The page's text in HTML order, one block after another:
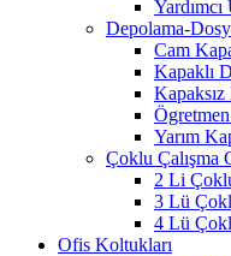
Depolama-
Cam
Kapaklı
Yarım
Çoklu Çalışma
2 Li
3 Lü
4 Lü
Ofis Koltukları